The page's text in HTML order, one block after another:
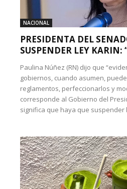
NACIONAL
PRESIDENTA DEL
SUSPENDER LEY KARIN:
Paulina Núñez (RN) dijo que
gobiernos, cuando asumen,
reglamentos, perfeccionarlos y
corresponde al Gobierno del
significa que haya que suspender